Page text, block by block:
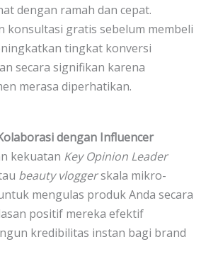
dengan ramah dan cepat.
konsultasi gratis sebelum membeli
tingkat konversi
secara signifikan karena
merasa diperhatikan.
dengan Influencer
kekuatan Key Opinion Leader
beauty vloggerskala mikro-
mengulas produk Anda secara
positif mereka efektif
kredibilitas instan bagi brand